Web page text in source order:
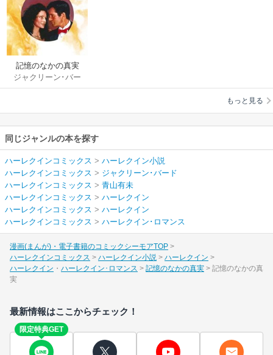
記憶のなかの真実
ジャクリーン･バー
ド/青山有未
もっと見る
同じジャンルの本を探す
ハーレクインコミックス > ハーレクイン小説
ハーレクインコミックス > ジャクリーン･バード
ハーレクインコミックス > 青山有未
ハーレクインコミックス > ハーレクイン
ハーレクインコミックス > ハーレクイン
ハーレクインコミックス > ハーレクイン･ロマンス
漫画(まんが)・電子書籍のコミックシーモアTOP
ハーレクインコミックス
ハーレクイン小説
ハーレクイン
ハーレクイン
ハーレクイン･ロマンス 記憶のなかの真実
記憶のなかの真
実
最新情報はここからチェック！
限定特典GET